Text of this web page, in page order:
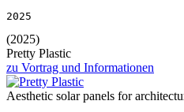
2025
(2025)
Pretty Plastic
zu Vortrag und Informationen
Aesthetic solar panels for